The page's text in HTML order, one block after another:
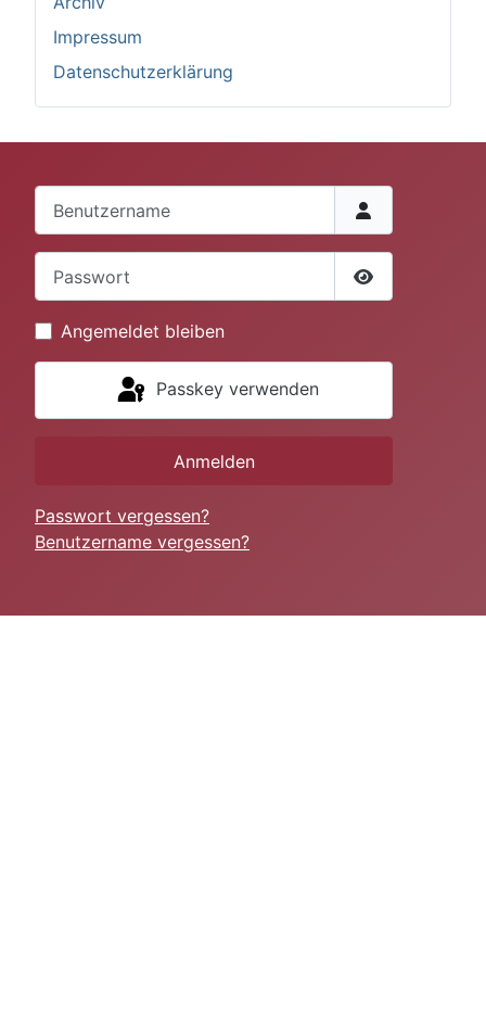
Impressum
Datenschutzerklärung
Passwort
Angemeldet bleiben
Passkey verwenden
Anmelden
Passwort vergessen?
Benutzername vergessen?